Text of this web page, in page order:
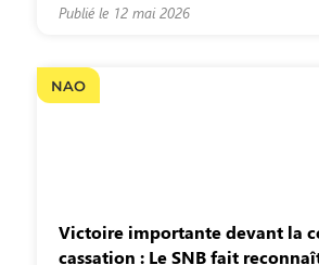
Publié le 12 mai 2026
NAO
Victoire importante devant la
cassation : Le SNB fait